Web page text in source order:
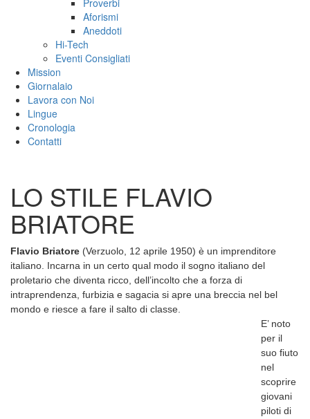
Proverbi
Aforismi
Aneddoti
Hi-Tech
Eventi Consigliati
Mission
Giornalaio
Lavora con Noi
Lingue
Cronologia
Contatti
LO STILE FLAVIO
BRIATORE
Flavio Briatore (Verzuolo, 12 aprile 1950) è un imprenditore
italiano. Incarna in un certo qual modo il sogno italiano del
proletario che diventa ricco, dell’incolto che a forza di
intraprendenza, furbizia e sagacia si apre una breccia nel bel
mondo e riesce a fare il salto di classe.
E’ noto
per il
suo fiuto
nel
scoprire
giovani
piloti di